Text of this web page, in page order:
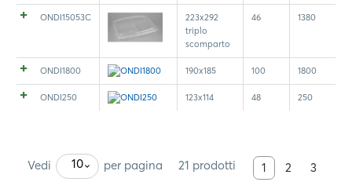
ONDI15053C
223x292
triplo
scomparto
46 1380
ONDI1800 190x185 100 1800
ONDI250 123x114 48 250
Vedi 10 per pagina 21 prodotti 1 2 3